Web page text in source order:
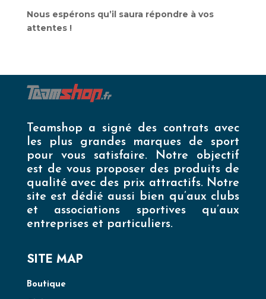
Nous espérons qu’il saura répondre à vos
attentes !
Teamshop a signé des contrats avec
les plus grandes marques de sport
pour vous satisfaire. Notre objectif
est de vous proposer des produits de
qualité avec des prix attractifs. Notre
site est dédié aussi bien qu’aux clubs
et associations sportives qu’aux
entreprises et particuliers.
SITE MAP
Boutique